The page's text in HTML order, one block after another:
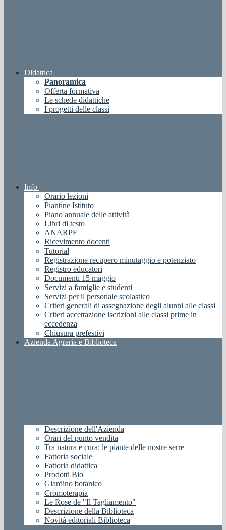
Didattica
Panoramica
Offerta formativa
Le schede didattiche
I progetti delle classi
Info
Orario lezioni
Piantine Istituto
Piano annuale delle attività
Libri di testo
ANARPE
Ricevimento docenti
Tutorial
Registrazione recupero minutaggio e potenziato
Registro educatori
Documenti 15 maggio
Servizi a famiglie e studenti
Servizi per il personale scolastico
Criteri generali di assegnazione degli alunni alle classi
Criteri accettazione iscrizioni alle classi prime in
eccedenza
Chiusura prefestivi
Azienda Agraria e Biblioteca
Descrizione dell'Azienda
Orari del punto vendita
Tra natura e cura: le piante delle nostre serre
Fattoria sociale
Fattoria didattica
Prodotti Bio
Giardino botanico
Cromoterapia
Le Rose de "Il Tagliamento"
Descrizione della Biblioteca
Novità editoriali Biblioteca